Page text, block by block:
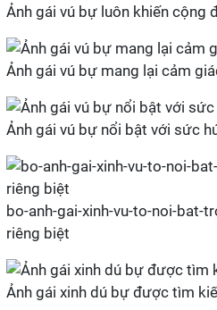
Ảnh gái vú bự luôn khiến cộng
Ảnh gái vú bự mang lại cảm
Ảnh gái vú bự nổi bật với sức
bo-anh-gai-xinh-vu-to-noi-bat-
riêng biệt
Ảnh gái xinh dú bự được tìm